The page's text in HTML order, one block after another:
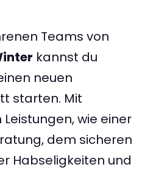
Teams von
kannst du
neuen
starten. Mit
wie einer
dem sicheren
Habseligkeiten und